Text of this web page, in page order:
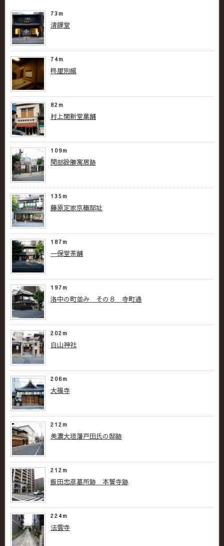
73m
清課堂
74m
柊屋別館
82m
村上開新堂菓舗
109m
間部詮勝寓居跡
135m
藤原定家京極邸址
187m
一保堂茶舗
197m
洛中の町並み その８ 寺町通
202m
白山神社
206m
大福寺
212m
美濃大垣藩戸田氏の邸跡
212m
飯田忠彦墓所跡 本誓寺跡
224m
法雲寺